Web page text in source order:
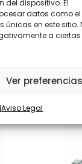
dispositivo. El
datos como el
en este sitio.
a ciertas
Ver
Aviso Legal